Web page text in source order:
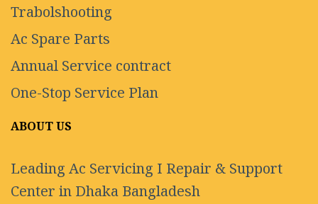
Trabolshooting
Ac Spare Parts
Annual Service contract
One-Stop Service Plan
ABOUT US
Leading Ac Servicing I Repair & Support
Center in Dhaka Bangladesh